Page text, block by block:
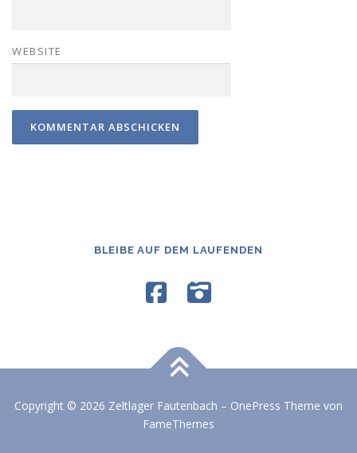
WEBSITE
BLEIBE AUF DEM LAUFENDEN
Copyright © 2026 Zeltlager Fautenbach – OnePress Theme von
FameThemes